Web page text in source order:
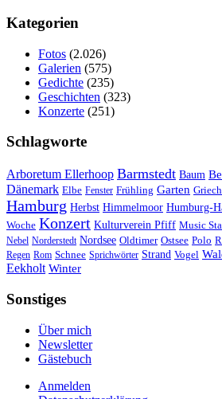
Kategorien
Fotos (2.026)
Galerien (575)
Gedichte (235)
Geschichten (323)
Konzerte (251)
Schlagworte
Arboretum Ellerhoop Barmstedt Baum
Dänemark Elbe Fenster Frühling Garten
Hamburg Herbst Himmelmoor Humburg-
Woche Konzert Kulturverein Pfiff Music
Nebel Norderstedt Nordsee Oldtimer Ostsee Polo
Regen Rom Schnee Sprichwörter Strand Vogel
Eekholt Winter
Sonstiges
Über mich
Newsletter
Gästebuch
Anmelden